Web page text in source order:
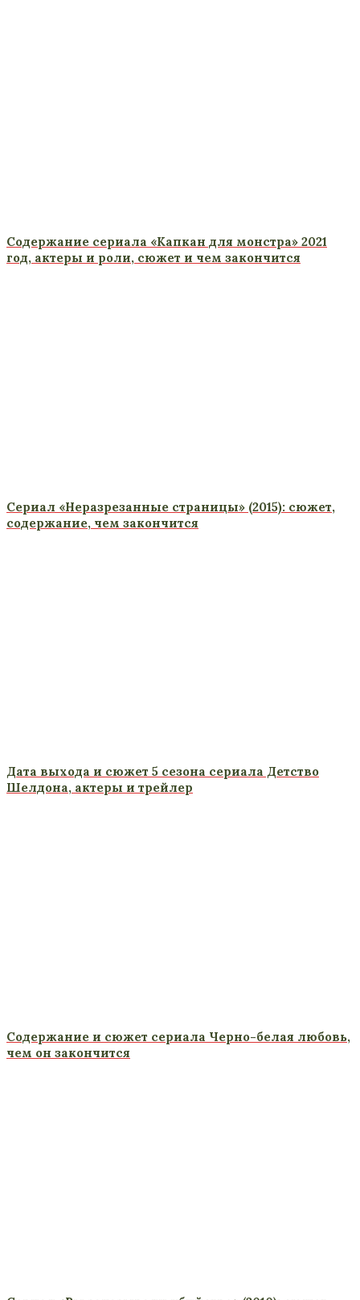
Содержание сериала «Капкан для монстра» 2021
год, актеры и роли, сюжет и чем закончится
Сериал «Неразрезанные страницы» (2015): сюжет,
содержание, чем закончится
Дата выхода и сюжет 5 сезона сериала Детство
Шелдона, актеры и трейлер
Содержание и сюжет сериала Черно-белая любовь,
чем он закончится